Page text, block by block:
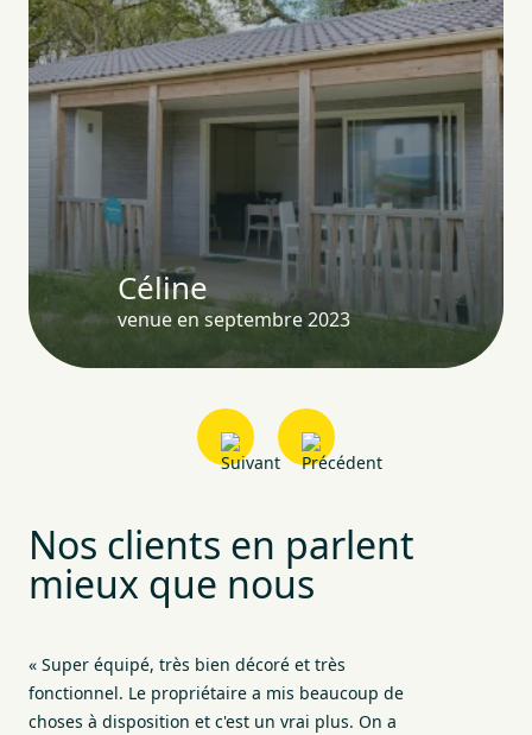
Céline
venue en septembre 2023
Nos clients en parlent
mieux que nous
« Super équipé, très bien décoré et très
fonctionnel. Le propriétaire a mis beaucoup de
choses à disposition et c'est un vrai plus. On a